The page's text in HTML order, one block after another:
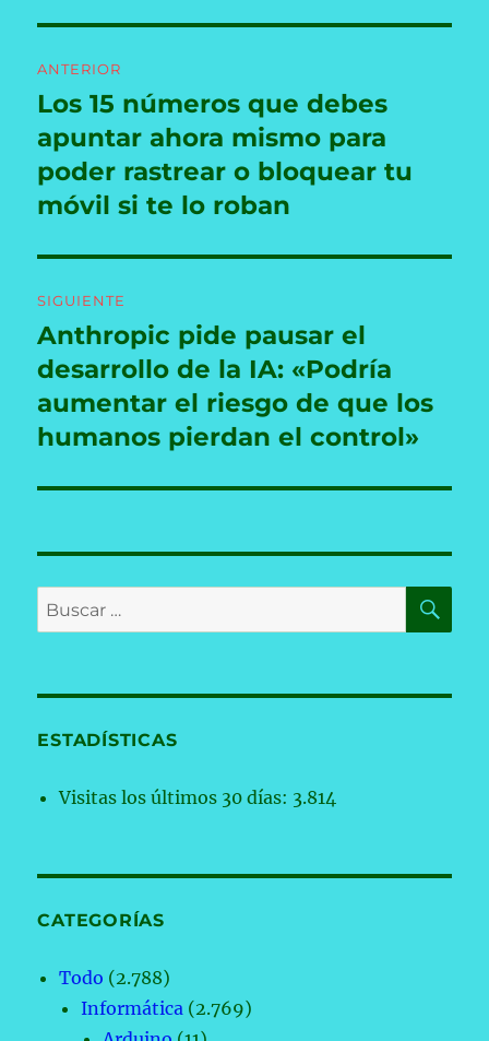
de
entradas
ANTERIOR
Entrada
anterior:
Los 15 números que debes
apuntar ahora mismo para
poder rastrear o bloquear tu
móvil si te lo roban
SIGUIENTE
Entrada
siguiente:
Anthropic pide pausar el
desarrollo de la IA: «Podría
aumentar el riesgo de que los
humanos pierdan el control»
Buscar
por:
ESTADÍSTICAS
Visitas los últimos 30 días: 3.814
CATEGORÍAS
Todo (2.788)
Informática (2.769)